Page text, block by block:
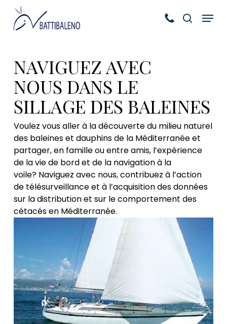
Skip
main
search
Menu
NAVIGUEZ AVEC
NOUS DANS LE
SILLAGE DES BALEINES
Voulez vous aller à la découverte du milieu naturel
des baleines et dauphins de la Méditerranée et
partager, en famille ou entre amis, l’expérience
de la vie de bord et de la navigation à la
voile? Naviguez avec nous, contribuez à l’action
de télésurveillance et à l’acquisition des données
sur la distribution et sur le comportement des
cétacés en Méditerranée.